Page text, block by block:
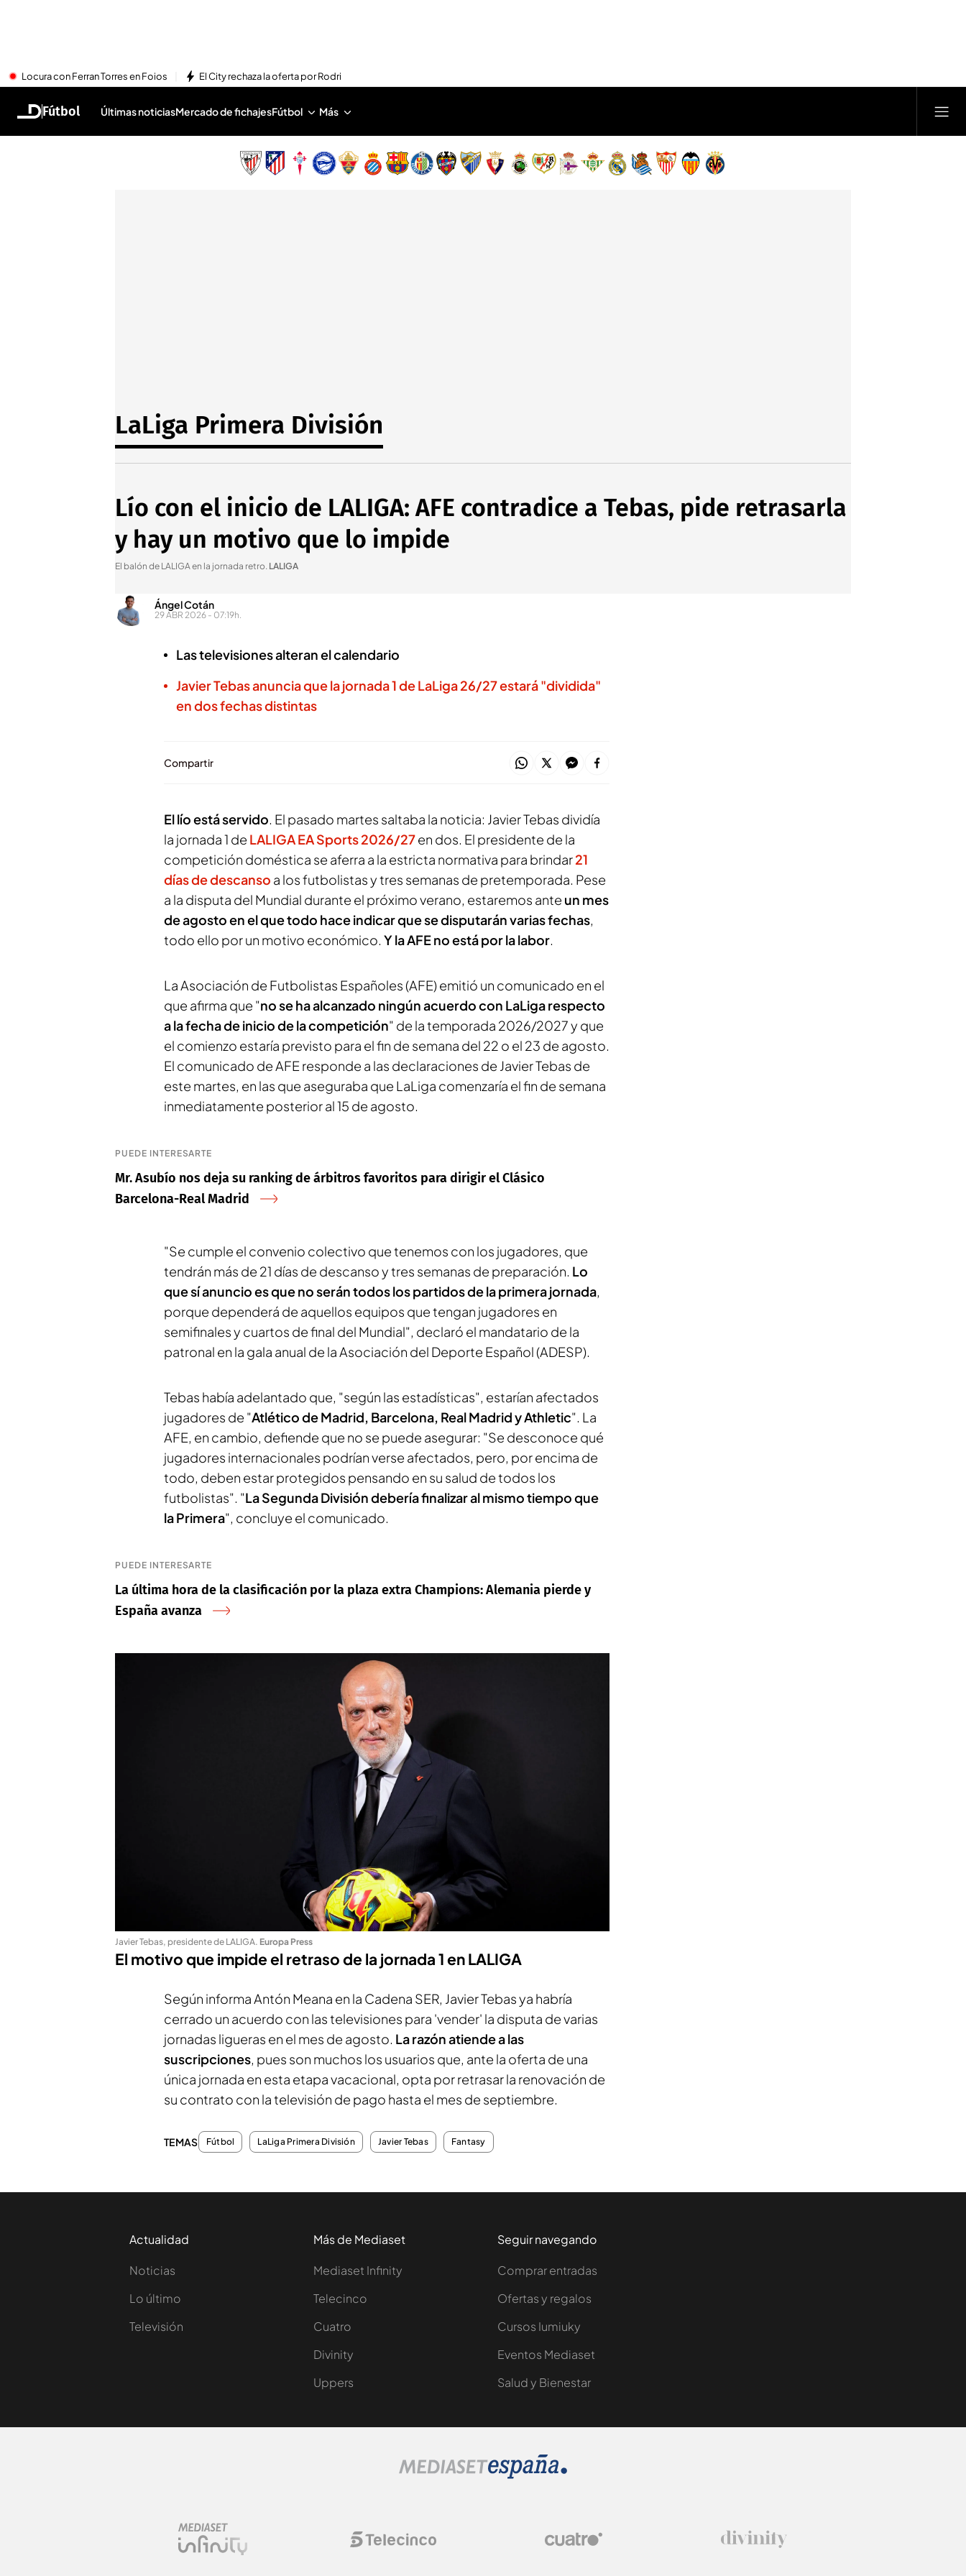
Locura con Ferran Torres en Foios El City rechaza la oferta por Rodri
Fútbol Últimas noticiasMercado de fichajesFútbol Más
LaLiga Primera División
Lío con el inicio de LALIGA: AFE contradice a Tebas, pide retrasarla
y hay un motivo que lo impide
El balón de LALIGA en la jornada retro. LALIGA
Ángel Cotán
29 ABR 2026 - 07:19h.
Las televisiones alteran el calendario
Javier Tebas anuncia que la jornada 1 de LaLiga 26/27 estará "dividida"
en dos fechas distintas
Compartir
El lío está servido. El pasado martes saltaba la noticia: Javier Tebas dividía
la jornada 1 de LALIGA EA Sports 2026/27en dos. El presidente de la
competición doméstica se aferra a la estricta normativa para brindar21
días de descanso a los futbolistas y tres semanas de pretemporada. Pese
a la disputa del Mundial durante el próximo verano, estaremos ante un mes
de agosto en el que todo hace indicar que se disputarán varias fechas,
todo ello por un motivo económico. Y la AFE no está por la labor.
La Asociación de Futbolistas Españoles (AFE) emitió un comunicado en el
que afirma que "no se ha alcanzado ningún acuerdo con LaLiga respecto
a la fecha de inicio de la competición" de la temporada 2026/2027 y que
el comienzo estaría previsto para el fin de semana del 22 o el 23 de agosto.
El comunicado de AFE responde a las declaraciones de Javier Tebas de
este martes, en las que aseguraba que LaLiga comenzaría el fin de semana
inmediatamente posterior al 15 de agosto.
PUEDE INTERESARTE
Mr. Asubío nos deja su ranking de árbitros favoritos para dirigir el Clásico
Barcelona-Real Madrid
"Se cumple el convenio colectivo que tenemos con los jugadores, que
tendrán más de 21 días de descanso y tres semanas de preparación. Lo
que sí anuncio es que no serán todos los partidos de la primera jornada,
porque dependerá de aquellos equipos que tengan jugadores en
semifinales y cuartos de final del Mundial", declaró el mandatario de la
patronal en la gala anual de la Asociación del Deporte Español (ADESP).
Tebas había adelantado que, "según las estadísticas", estarían afectados
jugadores de "Atlético de Madrid, Barcelona, Real Madrid y Athletic". La
AFE, en cambio, defiende que no se puede asegurar: "Se desconoce qué
jugadores internacionales podrían verse afectados, pero, por encima de
todo, deben estar protegidos pensando en su salud de todos los
futbolistas". "La Segunda División debería finalizar al mismo tiempo que
la Primera", concluye el comunicado.
PUEDE INTERESARTE
La última hora de la clasificación por la plaza extra Champions: Alemania pierde y
España avanza
Javier Tebas, presidente de LALIGA. Europa Press
El motivo que impide el retraso de la jornada 1 en LALIGA
Según informaAntón Meana en la Cadena SER, Javier Tebas ya habría
cerrado un acuerdo con las televisiones para 'vender' la disputa de varias
jornadas ligueras en el mes de agosto. La razón atiende a las
suscripciones, pues son muchos los usuarios que, ante la oferta de una
única jornada en esta etapa vacacional, opta por retrasar la renovación de
su contrato con la televisión de pago hasta el mes de septiembre.
TEMAS Fútbol LaLiga Primera División Javier Tebas Fantasy
Actualidad
Noticias
Lo último
Televisión
Más de Mediaset
Mediaset Infinity
Telecinco
Cuatro
Divinity
Uppers
Seguir navegando
Comprar entradas
Ofertas y regalos
Cursos Iumiuky
Eventos Mediaset
Salud y Bienestar